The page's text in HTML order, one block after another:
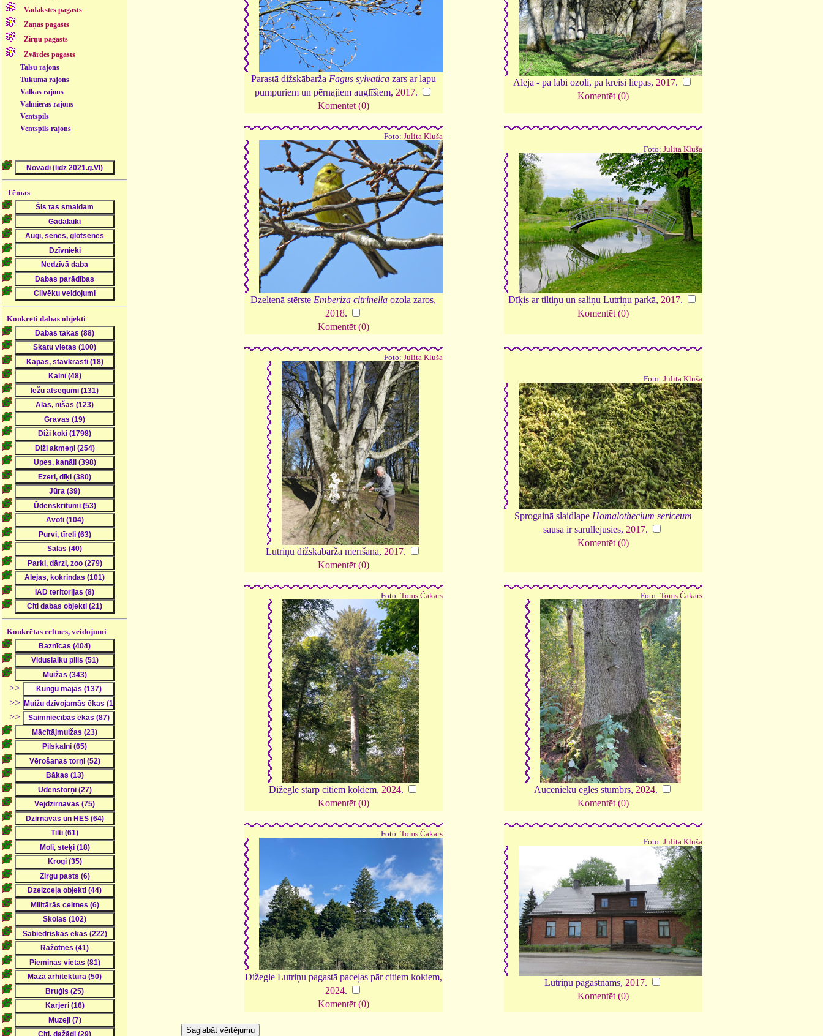
Vadakstes pagasts
Zaņas pagasts
Zirņu pagasts
Zvārdes pagasts
Talsu rajons
Tukuma rajons
Valkas rajons
Valmieras rajons
Ventspils
Ventspils rajons
Tēmas
Konkrēti dabas objekti
Konkrētas celtnes, veidojumi
>>
>>
>>
Parastā dižskābarža Fagus sylvaticazars ar lapu
pumpuriem un pērnajiem auglīšiem, 2017.
Komentēt (0)
Aleja - pa labi ozoli, pa kreisi liepas, 2017.
Komentēt (0)
Foto: Julita Kluša
Dzeltenā stērste Emberiza citrinella ozola zaros,
2018.
Komentēt (0)
Foto: Julita Kluša
Dīķis ar tiltiņu un saliņu Lutriņu parkā, 2017.
Komentēt (0)
Foto: Julita Kluša
Lutriņu dižskābarža mērīšana, 2017.
Komentēt (0)
Foto: Julita Kluša
Sprogainā slaidlape Homalothecium sericeum
sausa ir sarullējusies, 2017.
Komentēt (0)
Foto: Toms Čakars
Dižegle starp citiem kokiem, 2024.
Komentēt (0)
Foto: Toms Čakars
Aucenieku egles stumbrs, 2024.
Komentēt (0)
Foto: Toms Čakars
Dižegle Lutriņu pagastā paceļas pār citiem kokiem,
2024.
Komentēt (0)
Foto: Julita Kluša
Lutriņu pagastnams, 2017.
Komentēt (0)